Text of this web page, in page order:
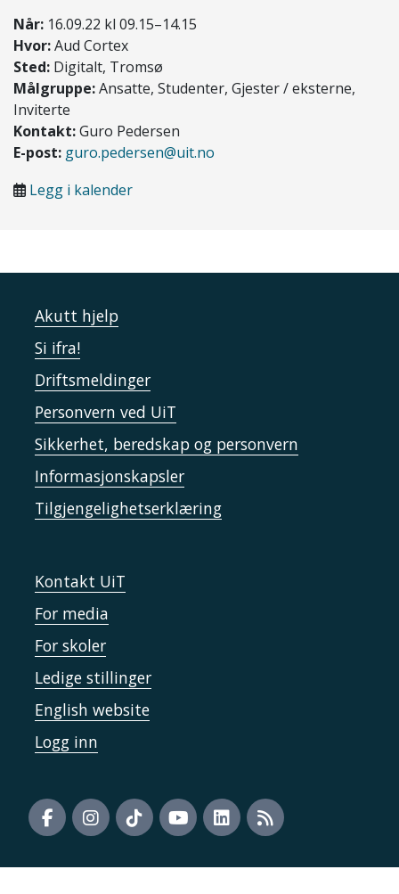
Når: 16.09.22 kl 09.15–14.15
Hvor:Aud Cortex
Sted: Digitalt, Tromsø
Målgruppe:Ansatte, Studenter, Gjester / eksterne,
Inviterte
Kontakt:Guro Pedersen
E-post: guro.pedersen@uit.no
Legg i kalender
Akutt hjelp
Si ifra!
Driftsmeldinger
Personvern ved UiT
Sikkerhet, beredskap og personvern
Informasjonskapsler
Tilgjengelighetserklæring
Kontakt UiT
For media
For skoler
Ledige stillinger
English website
Logg inn